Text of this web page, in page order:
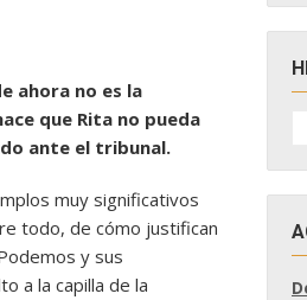
ahora no es la
que Rita no pueda
ante el tribunal.
muy significativos
todo, de cómo justifican
y sus
a la capilla de la